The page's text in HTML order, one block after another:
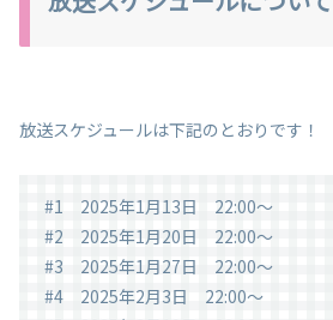
放送スケジュールは下記のとおりです！
#1 2025年1月13日 22:00～
#2 2025年1月20日 22:00～
#3 2025年1月27日 22:00～
#4 2025年2月3日 22:00～